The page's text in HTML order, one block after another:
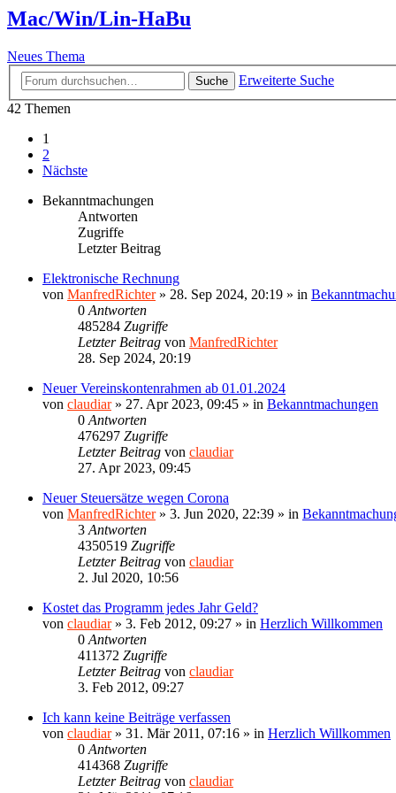
Mac/Win/Lin-HaBu
Neues Thema
Suche
Erweiterte Suche
42 Themen
1
2
Nächste
Bekanntmachungen
Antworten
Zugriffe
Letzter Beitrag
Elektronische Rechnung
von ManfredRichter» 28. Sep 2024, 20:19 » in
0 Antworten
485284 Zugriffe
Letzter Beitrag von ManfredRichter
28. Sep 2024, 20:19
Neuer Vereinskontenrahmen ab 01.01.2024
von claudiar» 27. Apr 2023, 09:45 » in Bekanntmachungen
0 Antworten
476297 Zugriffe
Letzter Beitrag von claudiar
27. Apr 2023, 09:45
Neuer Steuersätze wegen Corona
von ManfredRichter» 3. Jun 2020, 22:39 » in
3 Antworten
4350519 Zugriffe
Letzter Beitrag von claudiar
2. Jul 2020, 10:56
Kostet das Programm jedes Jahr Geld?
von claudiar» 3. Feb 2012, 09:27 » in Herzlich Willkommen
0 Antworten
411372 Zugriffe
Letzter Beitrag von claudiar
3. Feb 2012, 09:27
Ich kann keine Beiträge verfassen
von claudiar» 31. Mär 2011, 07:16 » in Herzlich Willkommen
0 Antworten
414368 Zugriffe
Letzter Beitrag von claudiar